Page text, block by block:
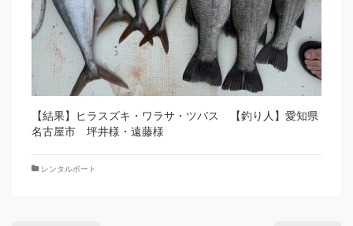
【結果】ヒラスズキ・ワラサ・ツバス 【釣り人】愛知県
名古屋市 坪井様・遠藤様
レンタルボート